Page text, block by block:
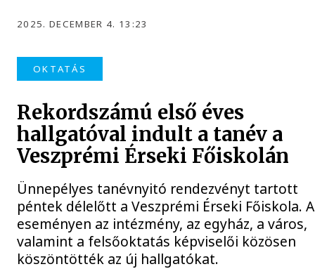
2025. DECEMBER 4. 13:23
OKTATÁS
Rekordszámú első éves
hallgatóval indult a tanév a
Veszprémi Érseki Főiskolán
Ünnepélyes tanévnyitó rendezvényt tartott
péntek délelőtt a Veszprémi Érseki Főiskola.
eseményen az intézmény, az egyház, a város,
valamint a felsőoktatás képviselői közösen
köszöntötték az új hallgatókat.